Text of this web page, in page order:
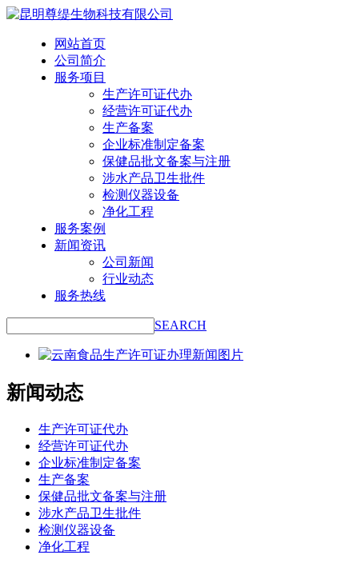
网站首页
公司简介
服务项目
生产许可证代办
经营许可证代办
生产备案
企业标准制定备案
保健品批文备案与注册
涉水产品卫生批件
检测仪器设备
净化工程
服务案例
新闻资讯
公司新闻
行业动态
服务热线
SEARCH
新闻动态
生产许可证代办
经营许可证代办
企业标准制定备案
生产备案
保健品批文备案与注册
涉水产品卫生批件
检测仪器设备
净化工程